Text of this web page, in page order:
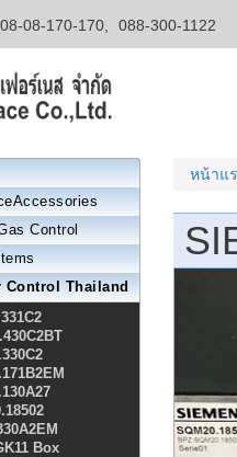
08-08-170-170, 088-300-1122
หน้าแ
Control
Control Thailand
Box